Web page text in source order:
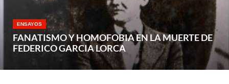
ENSAYOS
FANATISMO Y HOMOFOBIA EN LA MUERTE DE
FEDERICO GARCIA LORCA